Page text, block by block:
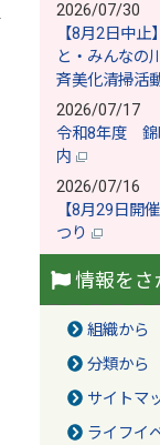
2026/07/30
【8月2日中
と・みんなの
斉美化清掃活
2026/07/17
令和8年度 錦
内
2026/07/16
【8月29日開
つり
情報をさ
組織から
分類から
サイトマ
ライフイ